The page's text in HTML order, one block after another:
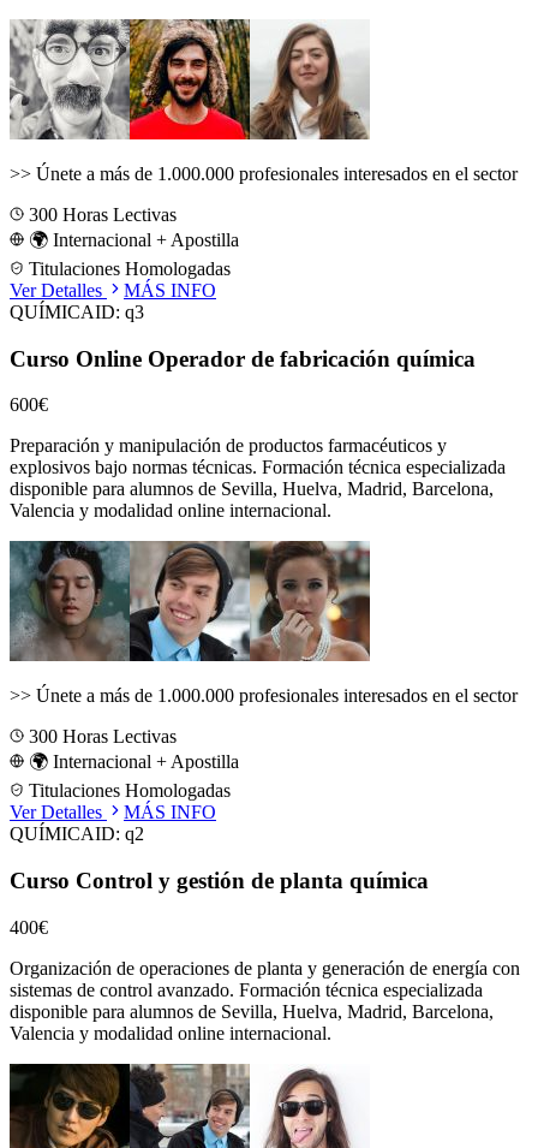
>> Únete a más de 1.000.000 profesionales interesados en el sector
300 Horas Lectivas
🌍 Internacional + Apostilla
Titulaciones Homologadas
Ver Detalles
MÁS INFO
QUÍMICAID: q3
Curso Online Operador de fabricación química
600€
Preparación y manipulación de productos farmacéuticos y
explosivos bajo normas técnicas. Formación técnica especializada
disponible para alumnos de Sevilla, Huelva, Madrid, Barcelona,
Valencia y modalidad online internacional.
>> Únete a más de 1.000.000 profesionales interesados en el sector
300 Horas Lectivas
🌍 Internacional + Apostilla
Titulaciones Homologadas
Ver Detalles
MÁS INFO
QUÍMICAID: q2
Curso Control y gestión de planta química
400€
Organización de operaciones de planta y generación de energía con
sistemas de control avanzado. Formación técnica especializada
disponible para alumnos de Sevilla, Huelva, Madrid, Barcelona,
Valencia y modalidad online internacional.